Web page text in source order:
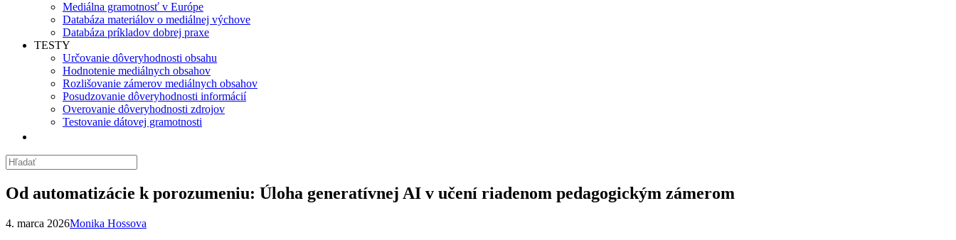
Mediálna gramotnosť v Európe
Databáza materiálov o mediálnej výchove
Databáza príkladov dobrej praxe
TESTY
Určovanie dôveryhodnosti obsahu
Hodnotenie mediálnych obsahov
Rozlišovanie zámerov mediálnych obsahov
Posudzovanie dôveryhodnosti informácií
Overovanie dôveryhodnosti zdrojov
Testovanie dátovej gramotnosti
Od automatizácie k porozumeniu: Úloha generatívnej AI v učení riadenom pedagogickým zámerom
4. marca 2026Monika Hossova